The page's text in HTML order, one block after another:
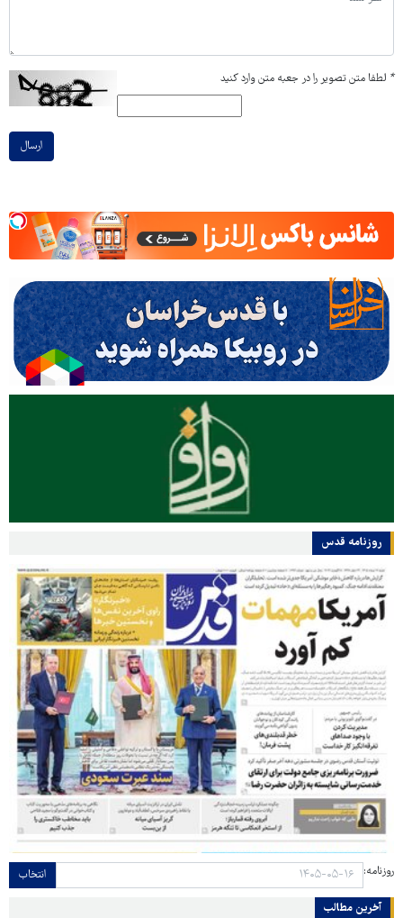
* لطفا متن تصویر را در جعبه متن وارد کنید
ارسال
روزنامه قدس
روزنامه: انتخاب
آخرین مطالب